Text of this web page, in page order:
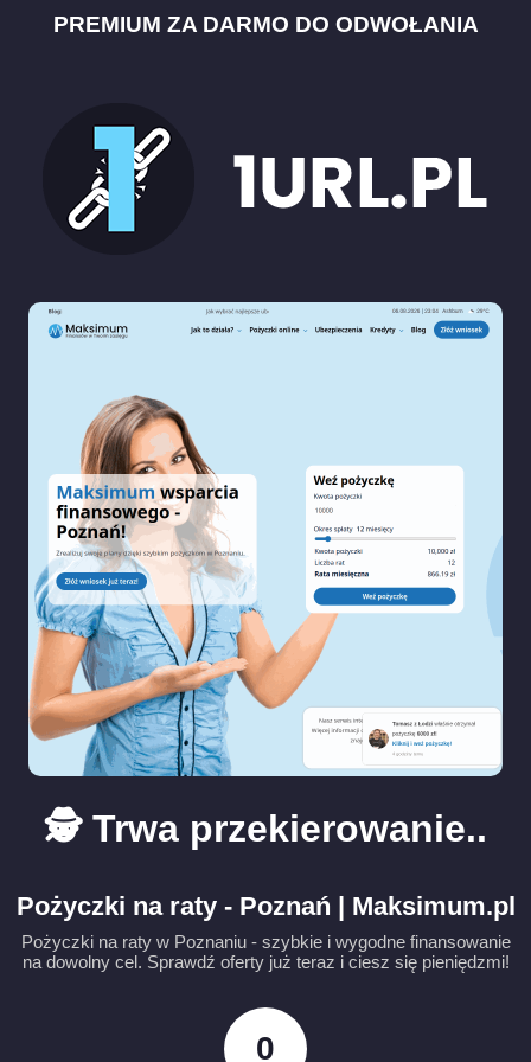
PREMIUM ZA DARMO DO ODWOŁANIA
🕵️ Trwa przekierowanie..
Pożyczki na raty - Poznań | Maksimum.pl
Pożyczki na raty w Poznaniu - szybkie i wygodne finansowanie
na dowolny cel. Sprawdź oferty już teraz i ciesz się pieniędzmi!
0